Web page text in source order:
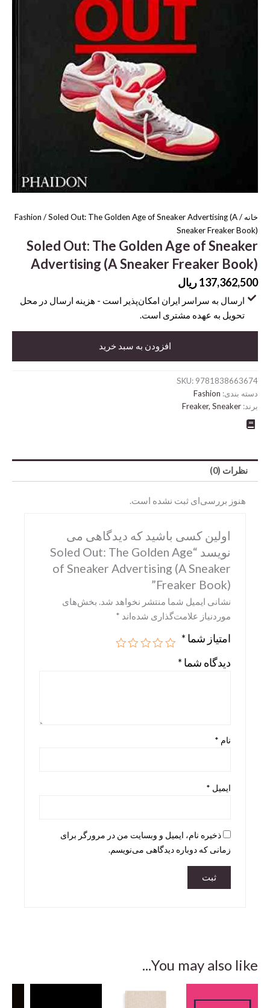
Abrams
Hirmer
Miscellaneous
Penguin
Taschen
teNeues
خانه /
Fashion / Soled Out: The Golden Age of Sneaker Advertising (A
Sneaker Freaker Book)
Soled Out: The Golden Age of Sneaker
Advertising (A Sneaker Freaker Book)
137,362,500ریال
ارسال به سراسر ایران امکان‌پذیر است - هزینه ارسال در محل
تحویل به عهده مشتری است.
Golden
Age
Sneaker
Advertising
(A
Book)
عدد
افزودن به سبد خرید
SKU: 9781838663674
دسته بندی: Fashion
برند: Freaker, Sneaker
نظرات (0)
هنوز بررسی‌ای ثبت نشده است.
اولین کسی باشید که دیدگاهی می
نویسد “Soled Out: The Golden Age
of Sneaker Advertising (A Sneaker
Freaker Book)”
نشانی ایمیل شما منتشر نخواهد شد. بخش‌های
موردنیاز علامت‌گذاری شده‌اند *
امتیاز شما *
دیدگاه شما *
نام *
ایمیل *
ذخیره نام، ایمیل و وبسایت من در مرورگر برای
زمانی که دوباره دیدگاهی می‌نویسم.
You may also like...